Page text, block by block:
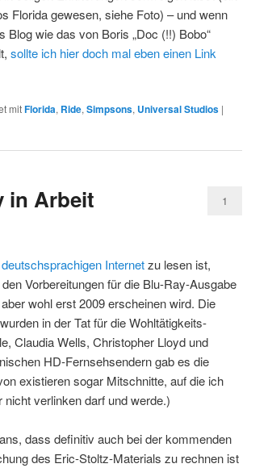
Florida gewesen, siehe Foto) – und wenn
wie das von Boris „Doc (!!) Bobo“
sollte ich hier doch mal eben einen Link
mitFlorida, Ride, Simpsons, Universal Studios |
in Arbeit 1
Internetzu lesen ist,
Vorbereitungen für die Blu-Ray-Ausgabe
wohl erst 2009 erscheinen wird. Die
in der Tat für die Wohltätigkeits-
Claudia Wells, Christopher Lloyd und
HD-Fernsehsendern gab es die
existieren sogar Mitschnitte, auf die ich
verlinken darf und werde.)
dass definitiv auch bei der kommenden
des Eric-Stoltz-Materials zu rechnen ist